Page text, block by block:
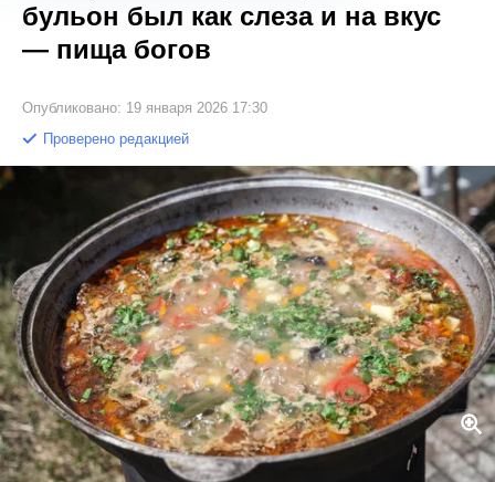
бульон был как слеза и на вкус
— пища богов
Опубликовано: 19 января 2026 17:30
Проверено редакцией
В шурпу добавляю опаленные овощи: вот хитрый трюк, чтобы